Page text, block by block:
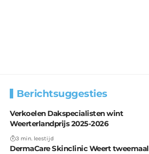
Berichtsuggesties
Verkoelen Dakspecialisten wint
Weerterlandprijs 2025-2026
3 min. leestijd
DermaCare Skinclinic Weert tweemaal